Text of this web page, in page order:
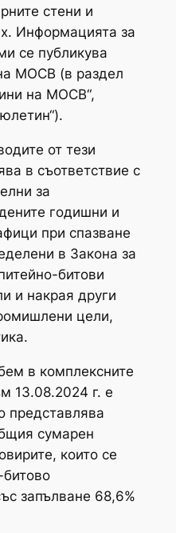
стени и
Информацията за
се публикува
МОСВ (в раздел
на МОСВ“,
от тези
в съответствие с
за
годишни и
при спазване
в Закона за
битови
и накрая други
цели,
в комплексните
13.08.2024 г. е
представлява
сумарен
които се
битово
запълване 68,6%